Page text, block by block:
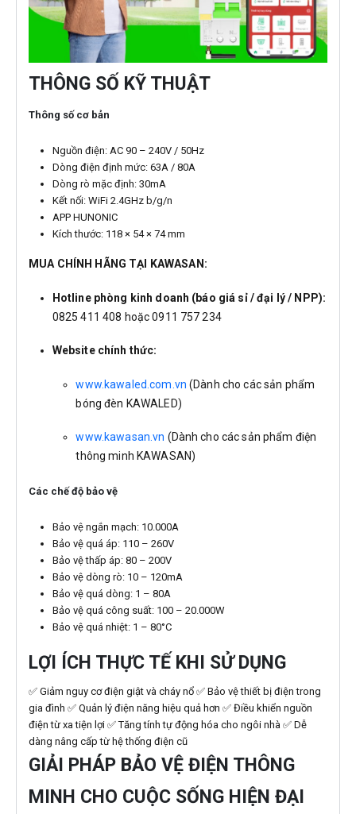
THÔNG SỐ KỸ THUẬT
Thông số cơ bản
Nguồn điện: AC 90 – 240V / 50Hz
Dòng điện định mức: 63A / 80A
Dòng rò mặc định: 30mA
Kết nối: WiFi 2.4GHz b/g/n
APP HUNONIC
Kích thước: 118 × 54 × 74 mm
MUA CHÍNH HÃNG TẠI KAWASAN:
Hotline phòng kinh doanh (báo giá sỉ / đại lý / NPP):
0825 411 408 hoặc 0911 757 234
Website chính thức:
www.kawaled.com.vn (Dành cho các sản phẩm
bóng đèn KAWALED)
www.kawasan.vn (Dành cho các sản phẩm điện
thông minh KAWASAN)
Các chế độ bảo vệ
Bảo vệ ngắn mạch: 10.000A
Bảo vệ quá áp: 110 – 260V
Bảo vệ thấp áp: 80 – 200V
Bảo vệ dòng rò: 10 – 120mA
Bảo vệ quá dòng: 1 – 80A
Bảo vệ quá công suất: 100 – 20.000W
Bảo vệ quá nhiệt: 1 – 80°C
LỢI ÍCH THỰC TẾ KHI SỬ DỤNG
✅ Giảm nguy cơ điện giật và cháy nổ ✅ Bảo vệ thiết bị điện trong
gia đình ✅ Quản lý điện năng hiệu quả hơn ✅ Điều khiển nguồn
điện từ xa tiện lợi ✅ Tăng tính tự động hóa cho ngôi nhà ✅ Dễ
dàng nâng cấp từ hệ thống điện cũ
GIẢI PHÁP BẢO VỆ ĐIỆN THÔNG
MINH CHO CUỘC SỐNG HIỆN ĐẠI